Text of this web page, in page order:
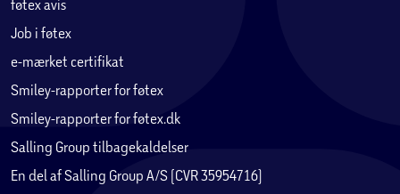
føtex avis
Job i føtex
e-mærket certifikat
Smiley-rapporter for føtex
Smiley-rapporter for føtex.dk
Salling Group tilbagekaldelser
En del af Salling Group A/S (CVR 35954716)